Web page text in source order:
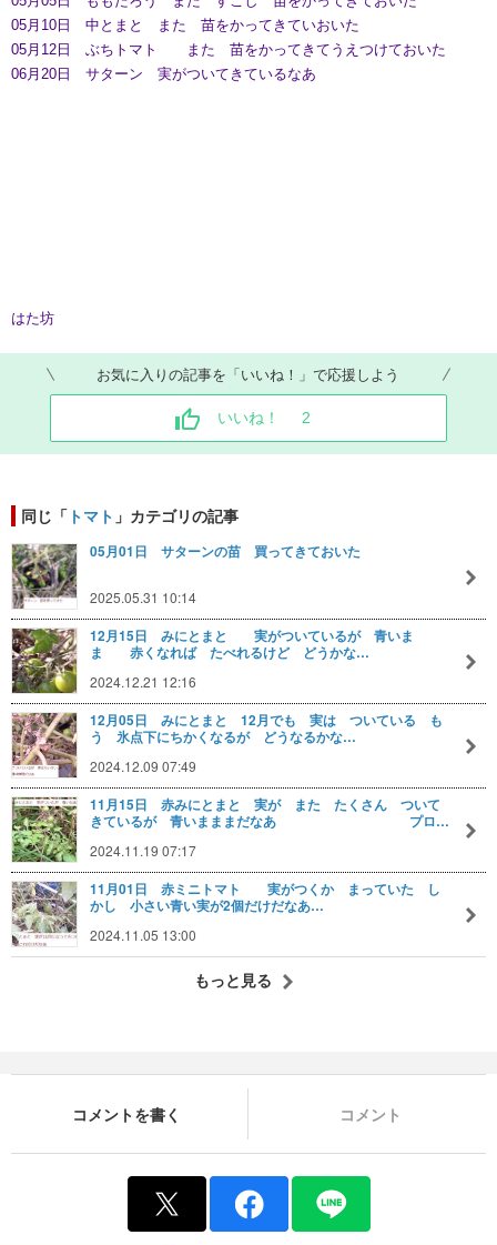
05月10日 中とまと また 苗をかってきていおいた
05月12日 ぶちトマト また 苗をかってきてうえつけておいた
06月20日 サターン 実がついてきているなあ
はた坊
お気に入りの記事を「いいね！」で応援しよう
いいね！ 2
同じ「 トマト 」カテゴリの記事
05月01日 サターンの苗 買ってきておいた
2025.05.31 10:14
12月15日 みにとまと 実がついているが 青いま
ま 赤くなれば たべれるけど どうかな…
2024.12.21 12:16
12月05日 みにとまと 12月でも 実は ついている も
う 氷点下にちかくなるが どうなるかな…
2024.12.09 07:49
11月15日 赤みにとまと 実が また たくさん ついて
きているが 青いまままだなあ プロ…
2024.11.19 07:17
11月01日 赤ミニトマト 実がつくか まっていた し
かし 小さい青い実が2個だけだなあ…
2024.11.05 13:00
もっと見る
コメントを書く コメント